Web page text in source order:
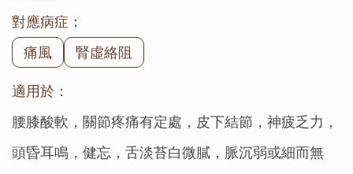
對應病症：
痛風
腎虛絡阻
適用於：
腰膝酸軟，關節疼痛有定處，皮下結節，神疲乏力，
頭昏耳鳴，健忘，舌淡苔白微膩，脈沉弱或細而無